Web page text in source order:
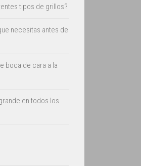
tipos de grillos?
necesitas antes de
boca de cara a la
en todos los